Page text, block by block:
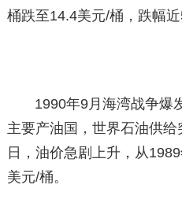
桶跌至14.4美元/桶，跌幅近
1990年9月海湾战争爆
主要产油国，世界石油供
日，油价急剧上升，从
美元/桶。